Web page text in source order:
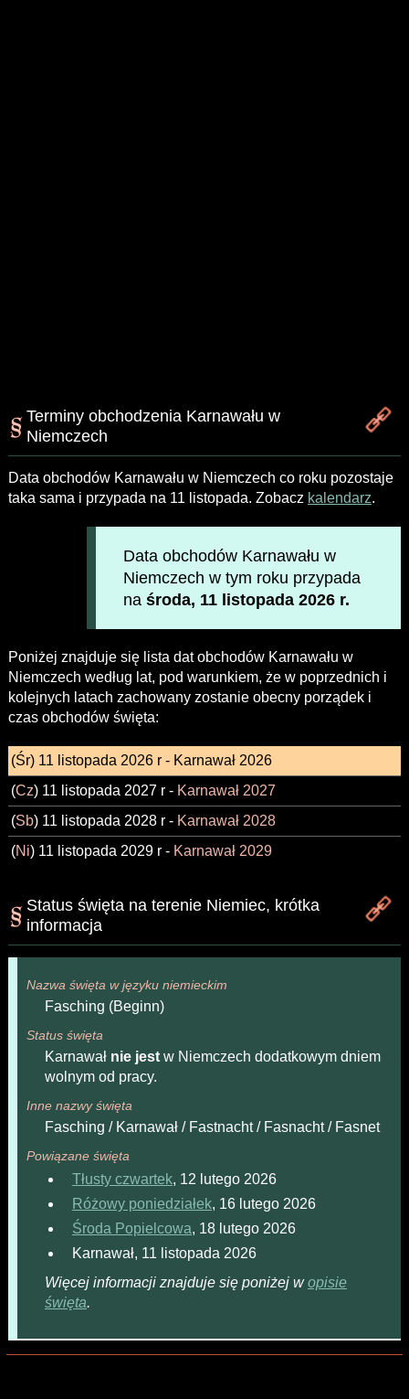
Terminy obchodzenia Karnawału w
Niemczech
Data obchodów Karnawału w Niemczech co roku pozostaje
taka sama i przypada na 11 listopada. Zobacz kalendarz.
Data obchodów Karnawału w
Niemczech w tym roku przypada
na środa, 11 listopada 2026 r.
Poniżej znajduje się lista dat obchodów Karnawału w
Niemczech według lat, pod warunkiem, że w poprzednich i
kolejnych latach zachowany zostanie obecny porządek i
czas obchodów święta:
(Śr) 11 listopada 2026 r - Karnawał 2026
(Cz) 11 listopada 2027 r - Karnawał 2027
(Sb) 11 listopada 2028 r - Karnawał 2028
(Ni) 11 listopada 2029 r - Karnawał 2029
Status święta na terenie Niemiec, krótka
informacja
Nazwa święta w języku niemieckim
Fasching (Beginn)
Status święta
Karnawał nie jestw Niemczech dodatkowym dniem
wolnym od pracy.
Inne nazwy święta
Fasching / Karnawał / Fastnacht / Fasnacht / Fasnet
Powiązane święta
Tłusty czwartek, 12 lutego 2026
Różowy poniedziałek, 16 lutego 2026
Środa Popielcowa, 18 lutego 2026
Karnawał, 11 listopada 2026
Więcej informacji znajduje się poniżej wopisie
święta.